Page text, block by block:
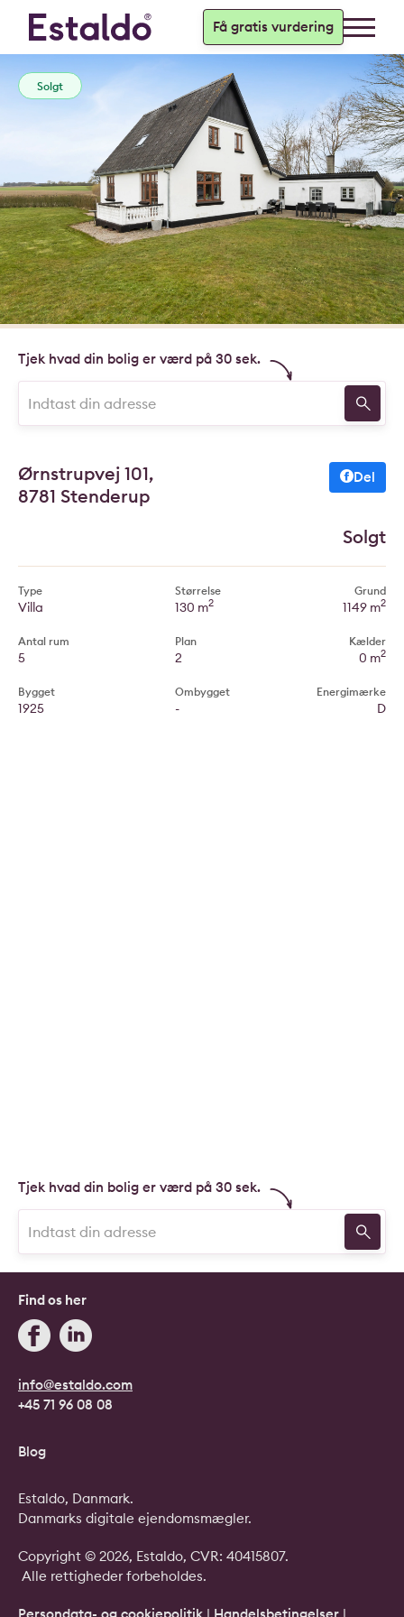
Få gratis vurdering
Solgt
Tjek hvad din bolig er værd på 30 sek.
Ørnstrupvej 101,
8781 Stenderup
Del
Solgt
Type
Villa
Antal rum
5
Bygget
1925
Størrelse
130 m2
Plan
2
Ombygget
-
Grund
1149 m2
Kælder
0 m2
Energimærke
D
Tjek hvad din bolig er værd på 30 sek.
info@estaldo.com
+45 71 96 08 08
Find os her
Blog
Copyright © 2026, Estaldo, CVR: 40415807.
Alle rettigheder forbeholdes.
Persondata- og cookiepolitik | Handelsbetingelser |
Estaldo, Danmark.
Danmarks digitale ejendomsmægler.